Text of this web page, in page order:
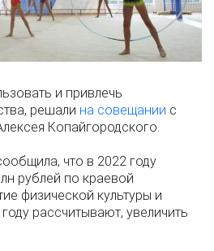
и привлечь
решали на совещании с
Копайгородского.
что в 2022 году
рублей по краевой
физической культуры и
рассчитывают, увеличить